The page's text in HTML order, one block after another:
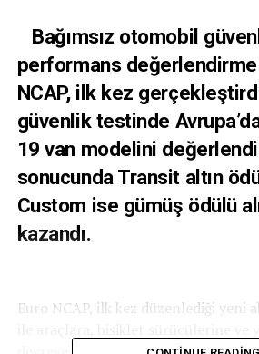
Bağımsız otomobil
performans
NCAP, ilk kez
güvenlik testinde
19 van modelini
sonucunda Transit altın
Custom ise gümüş ödülü
kazandı.
Euro NCAP, ilk kez düzenlediği yeni